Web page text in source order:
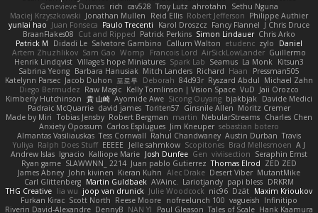
Genevieve Dumas rich cav528 Troy Lutz ahrotahn
Sethu Nguna
Maciej Krzyszkowski Jonathan Mullen Reid Ellis Robert Jefferson Philippe Authier
yunlai hao Juan Fonseca Paulo Trecenti Karol Droszcz Fancy Flannel J Chris Druce
BraanFlakes08 Cut and Ripped Patrick Perkins Simon Lindauer Chris Arko
Patrick M
Didadi Le Salvatore Gambino Callum Walton etudenc zylo
Daniel
Artem Zhuzhlikov Sam Gao Womp Francois Lord AirSickLowLander Guillermo
Henrik Lindqvist Village's hope Miniatures Spark Lab Seamus La Monk Kitsun3
Sabrina Yeong Barbara Hanusiak Mitch Landers Richard Haan
Pressman505
Katelynn Parsec Jacob Duhon 포로루 Deborah 84d93r Ryszard Abdul Michael Zahn
Diego Bermudez Raw Magic Kelly Tomlinson | Vision Space VuD Jaii Orozco
Kimberly Hutchinson 貴 山崎 Ayomide Awe Sicong Ouyang bjakbjak Davide Medici
Padraic McQuarrie david james Toriten57 Ginsnile Allen Moritz Cremer
Made by Miri Tobias Jensby Robert Bergman martin NebularStreams Charles Chen
Anxiety Opossum Carlos Esplugues Jim Kneuper sebastian botero
Almantas Vasiliauskas Tess Cornwall Rahul Chandwaney Austin Durban Travis
Yuliya Ralph Does Stuff EEEEE Jelle sahmkow Scopitones Brad Mellesmoen A J
Andrew Islas Ignacio Kalliope Marie Josh Dunfee Gen viviisection Seraphin Ernst
Ryan game SLAWWNN_ 2214 Juan pablo Gutierrez Thomas Elrod ZED ZED
James Abney John kivinen Kieran Kuhn Alec Drake Desert Viber MutantMike
Carl Glittenberg Martin Guldbaek AVAinc. Lariotjandy papi bless DRKRM
THG Creative lia wu joop van drunick Julie Woodcock nic96 Dzät Maxim Krioukov
Furkan Kirac Scott North Reese Moore nofreelunch 100 vagueish Infinitipo
Riverin David-Alexandre DennyB NAN YI Paul Gleason Tales of Scale Hank Kaamura